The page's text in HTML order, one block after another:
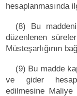
hesaplanmasında
(8) Bu
düzenlenen
Müsteşarlığının
(9) Bu madde
ve gider
edilmesine Maliye